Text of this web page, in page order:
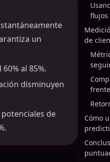
un
al 85%.
disminuyen
de
flujos
de
Cómo